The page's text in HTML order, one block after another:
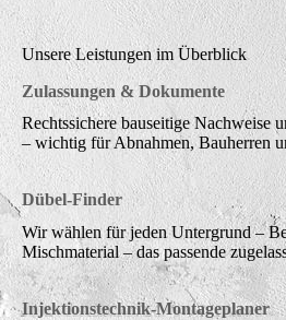
Unsere Leistungen im Überblick
Zulassungen & Dokumente
Rechtssichere bauseitige Nachweise
– wichtig für Abnahmen, Bauherren
Dübel-Finder
Wir wählen für jeden Untergrund –
Mischmaterial – das passende
Injektionstechnik-Montageplaner